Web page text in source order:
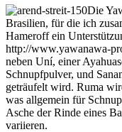
Die
Brasilien, für die ich
Hameroff ein
http://www.yawanawa-
neben Uní, einer
Schnupfpulver, und
geträufelt wird. Ruma
was allgemein für
Asche der Rinde eines
variieren.